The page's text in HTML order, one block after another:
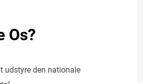
Os?
udstyre den nationale